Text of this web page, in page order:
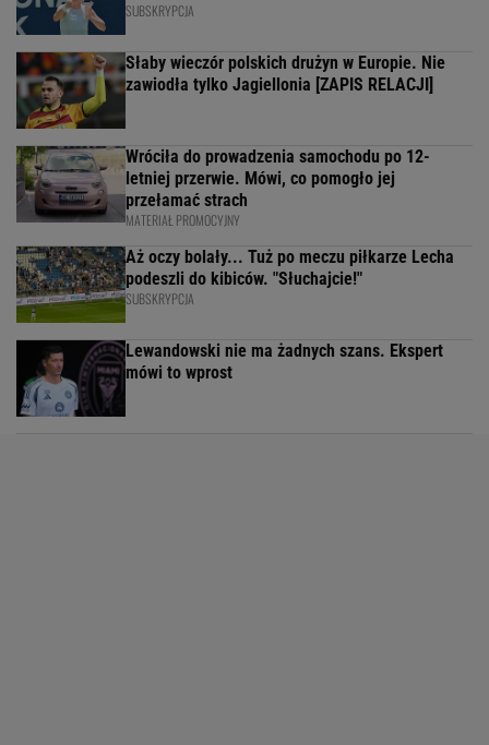
SUBSKRYPCJA
Słaby wieczór polskich drużyn w Europie. Nie
zawiodła tylko Jagiellonia [ZAPIS RELACJI]
Wróciła do prowadzenia samochodu po 12-
letniej przerwie. Mówi, co pomogło jej
przełamać strach
MATERIAŁ PROMOCYJNY
Aż oczy bolały... Tuż po meczu piłkarze Lecha
podeszli do kibiców. "Słuchajcie!"
SUBSKRYPCJA
Lewandowski nie ma żadnych szans. Ekspert
mówi to wprost